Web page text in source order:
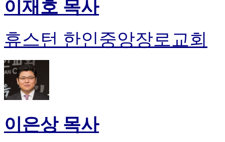
이재호 목사
휴스턴 한인중앙장로교회
이은상 목사